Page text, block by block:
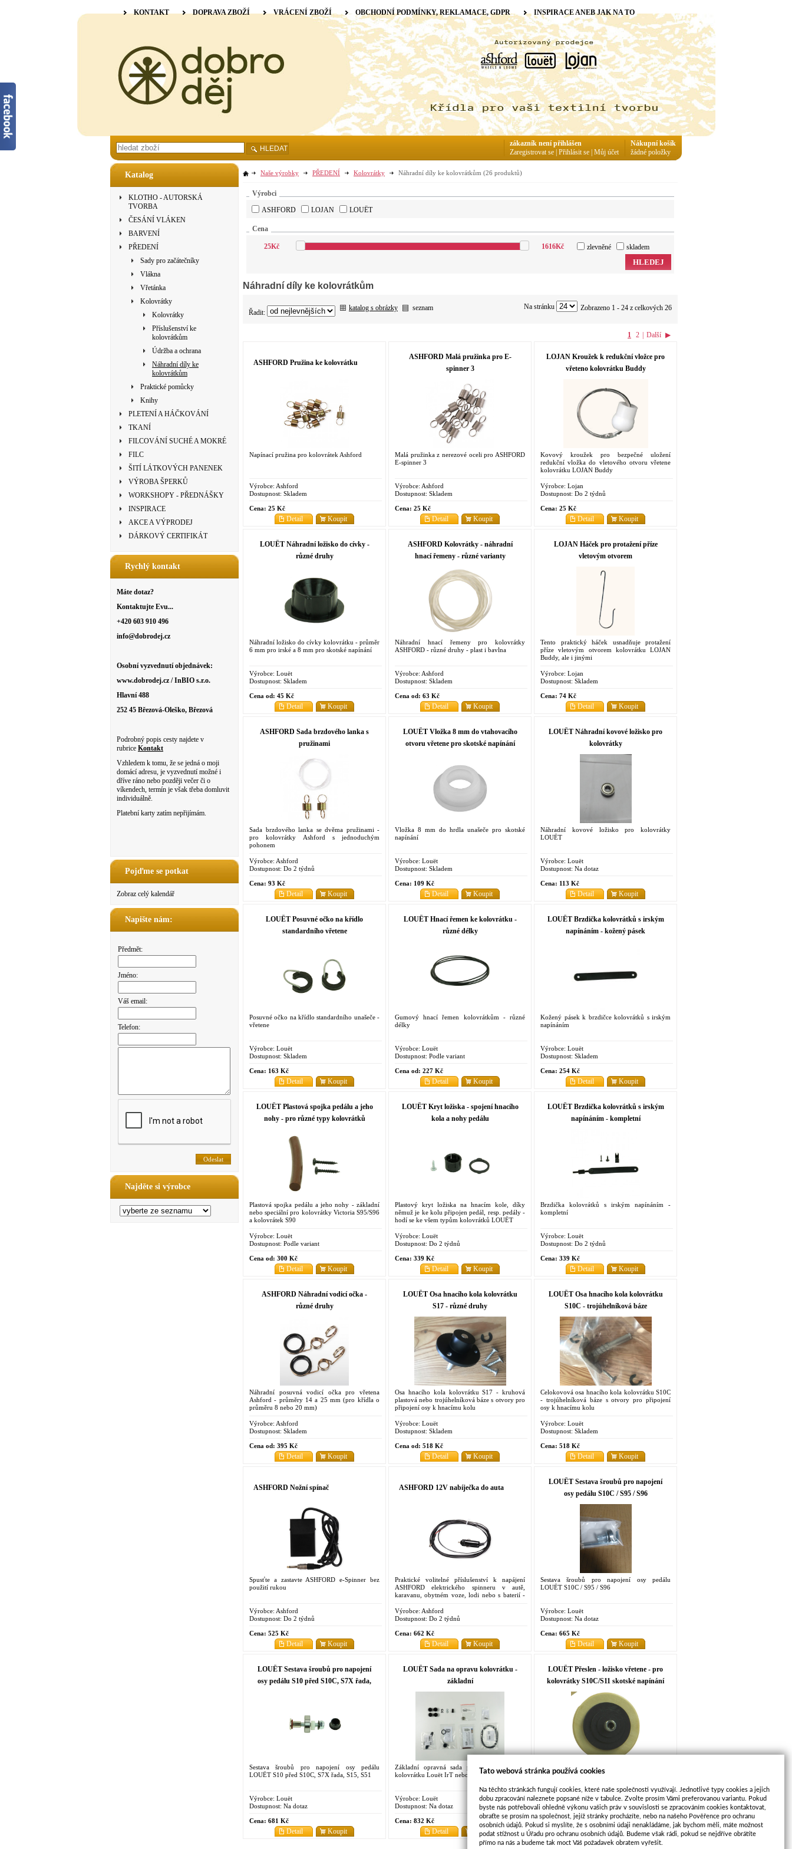
Katalog
KLOTHO - AUTORSKÁ
TVORBA
ČESÁNÍ VLÁKEN
BARVENÍ
PŘEDENÍ
Sady pro začátečníky
Vlákna
Vřetánka
Kolovrátky
Kolovrátky
Příslušenství ke
kolovrátkům
Údržba a ochrana
Náhradní díly ke
kolovrátkům
Praktické pomůcky
Knihy
PLETENÍ A HÁČKOVÁNÍ
TKANÍ
FILCOVÁNÍ SUCHÉ A MOKRÉ
FILC
ŠITÍ LÁTKOVÝCH PANENEK
VÝROBA ŠPERKŮ
WORKSHOPY - PŘEDNÁŠKY
INSPIRACE
AKCE A VÝPRODEJ
DÁRKOVÝ CERTIFIKÁT
Rychlý kontakt
Máte dotaz?
Kontaktujte Evu...
+420 603 910 496
info@dobrodej.cz
Osobní vyzvednutí objednávek:
www.dobrodej.cz / InBIO s.r.o.
Hlavní 488
252 45 Březová-Oleško, Březová
Podrobný popis cesty najdete v
rubrice Kontakt
Vzhledem k tomu, že se jedná o moji
domácí adresu, je vyzvednutí možné i
dříve ráno nebo později večer či o
víkendech, termín je však třeba domluvit
individuálně.
Platební karty zatím nepřijímám.
Pojďme se potkat
Zobraz celý kalendář
Napište nám:
Předmět:
Jméno:
Váš email:
Telefon:
Najděte si výrobce
Naše výrobky PŘEDENÍ Kolovrátky Náhradní díly ke kolovrátkům (26 produktů)
Výrobci
ASHFORD
LOJAN LOUËT
Cena
25Kč 1616Kč zlevněné skladem
HLEDEJ
Náhradní díly ke kolovrátkům
Řadit:
katalog s obrázky seznam Zobrazeno 1 - 24 z celkových 26
Na stránku
1 2 | Další ▶
ASHFORD Pružina ke kolovrátku
Napínací pružina pro kolovrátek Ashford
Výrobce: Ashford
Dostupnost: Skladem
Cena: 25 Kč
Koupit
Detail
ASHFORD Malá pružinka pro E-
spinner 3
Malá pružinka z nerezové oceli pro ASHFORD
E-spinner 3
Výrobce: Ashford
Dostupnost: Skladem
Cena: 25 Kč
Koupit
Detail
LOJAN Kroužek k redukční vložce pro
vřeteno kolovrátku Buddy
Kovový kroužek pro bezpečné uložení
redukční vložka do vletového otvoru vřetene
kolovrátku LOJAN Buddy
Výrobce: Lojan
Dostupnost: Do 2 týdnů
Cena: 25 Kč
Koupit
Detail
LOUËT Náhradní ložisko do cívky -
různé druhy
Náhradní ložisko do cívky kolovrátku - průměr
6 mm pro irské a 8 mm pro skotské napínání
Výrobce: Louët
Dostupnost: Skladem
Cena od: 45 Kč
Koupit
Detail
ASHFORD Kolovrátky - náhradní
hnací řemeny - různé varianty
Náhradní hnací řemeny pro kolovrátky
ASHFORD - různé druhy - plast i bavlna
Výrobce: Ashford
Dostupnost: Skladem
Cena od: 63 Kč
Koupit
Detail
LOJAN Háček pro protažení příze
vletovým otvorem
Tento praktický háček usnadňuje protažení
příze vletovým otvorem kolovrátku LOJAN
Buddy, ale i jinými
Výrobce: Lojan
Dostupnost: Skladem
Cena: 74 Kč
Koupit
Detail
ASHFORD Sada brzdového lanka s
pružinami
Sada brzdového lanka se dvěma pružinami -
pro kolovrátky Ashford s jednoduchým
pohonem
Výrobce: Ashford
Dostupnost: Do 2 týdnů
Cena: 93 Kč
Koupit
Detail
LOUËT Vložka 8 mm do vtahovacího
otvoru vřetene pro skotské napínání
Vložka 8 mm do hrdla unašeče pro skotské
napínání
Výrobce: Louët
Dostupnost: Skladem
Cena: 109 Kč
Koupit
Detail
LOUËT Náhradní kovové ložisko pro
kolovrátky
Náhradní kovové ložisko pro kolovrátky
LOUËT
Výrobce: Louët
Dostupnost: Na dotaz
Cena: 113 Kč
Koupit
Detail
LOUËT Posuvné očko na křídlo
standardního vřetene
Posuvné očko na křídlo standardního unašeče -
vřetene
Výrobce: Louët
Dostupnost: Skladem
Cena: 163 Kč
Koupit
Detail
LOUËT Hnací řemen ke kolovrátku -
různé délky
Gumový hnací řemen kolovrátkům - různé
délky
Výrobce: Louët
Dostupnost: Podle variant
Cena od: 227 Kč
Koupit
Detail
LOUËT Brzdička kolovrátků s irským
napínáním - kožený pásek
Kožený pásek k brzdičce kolovrátků s irským
napínáním
Výrobce: Louët
Dostupnost: Skladem
Cena: 254 Kč
Koupit
Detail
LOUËT Plastová spojka pedálu a jeho
nohy - pro různé typy kolovrátků
Plastová spojka pedálu a jeho nohy - základní
nebo speciální pro kolovrátky Victoria S95/S96
a kolovrátek S90
Výrobce: Louët
Dostupnost: Podle variant
Cena od: 300 Kč
Koupit
Detail
LOUËT Kryt ložiska - spojení hnacího
kola a nohy pedálu
Plastový kryt ložiska na hnacím kole, díky
němuž je ke kolu připojen pedál, resp. pedály -
hodí se ke všem typům kolovrátků LOUËT
Výrobce: Louët
Dostupnost: Do 2 týdnů
Cena: 339 Kč
Koupit
Detail
LOUËT Brzdička kolovrátků s irským
napínáním - kompletní
Brzdička kolovrátků s irským napínáním -
kompletní
Výrobce: Louët
Dostupnost: Do 2 týdnů
Cena: 339 Kč
Koupit
Detail
ASHFORD Náhradní vodicí očka -
různé druhy
Náhradní posuvná vodicí očka pro vřetena
Ashford - průměry 14 a 25 mm (pro křídla o
průměru 8 nebo 20 mm)
Výrobce: Ashford
Dostupnost: Skladem
Cena od: 395 Kč
Koupit
Detail
LOUËT Osa hnacího kola kolovrátku
S17 - různé druhy
Osa hnacího kola kolovrátku S17 - kruhová
plastová nebo trojúhelníková báze s otvory pro
připojení osy k hnacímu kolu
Výrobce: Louët
Dostupnost: Skladem
Cena od: 518 Kč
Koupit
Detail
LOUËT Osa hnacího kola kolovrátku
S10C - trojúhelníková báze
Celokovová osa hnacího kola kolovrátku S10C
- trojúhelníková báze s otvory pro připojení
osy k hnacímu kolu
Výrobce: Louët
Dostupnost: Skladem
Cena: 518 Kč
Koupit
Detail
ASHFORD Nožní spínač
Spusťte a zastavte ASHFORD e-Spinner bez
použití rukou
Výrobce: Ashford
Dostupnost: Do 2 týdnů
Cena: 525 Kč
Koupit
Detail
ASHFORD 12V nabíječka do auta
Praktické volitelné příslušenství k napájení
ASHFORD elektrického spinneru v autě,
karavanu, obytném voze, lodi nebo s baterií -
Výrobce: Ashford
Dostupnost: Do 2 týdnů
Cena: 662 Kč
Koupit
Detail
LOUËT Sestava šroubů pro napojení
osy pedálu S10C / S95 / S96
Sestava šroubů pro napojení osy pedálu
LOUËT S10C / S95 / S96
Výrobce: Louët
Dostupnost: Na dotaz
Cena: 665 Kč
Koupit
Detail
LOUËT Sestava šroubů pro napojení
osy pedálu S10 před S10C, S7X řada,
Sestava šroubů pro napojení osy pedálu
LOUËT S10 před S10C, S7X řada, S15, S51
Výrobce: Louët
Dostupnost: Na dotaz
Cena: 681 Kč
Koupit
Detail
LOUËT Sada na opravu kolovrátku -
základní
Základní opravná sada pro opravu staršího
kolovrátku Louët IrT nebo S10C
Výrobce: Louët
Dostupnost: Na dotaz
Cena: 832 Kč
Koupit
Detail
LOUËT Přeslen - ložisko vřetene - pro
kolovrátky S10C/S11 skotské napínání
LOUËT Přeslen - ložisko vřetene - pro
kolovrátky S10C/S11 skotské napínání
Výrobce:Louët
Dostupnost:Do 2 týdnů
Cena:1 276 Kč
Koupit
Detail
KONTAKT DOPRAVA ZBOŽÍ VRÁCENÍ ZBOŽÍ OBCHODNÍ PODMÍNKY, REKLAMACE, GDPR INSPIRACE ANEB JAK NA TO
HLEDAT
Nákupní košík
žádné položky
zákazník není přihlášen
Zaregistrovat se Přihlásit se Můj účet
Tato webová stránka používá cookies
Na těchto stránkách fungují cookies, které naše společnosti využívají. Jednotlivé typy cookies a jejich
dobu zpracování naleznete popsané níže v tabulce. Zvolte prosím Vámi preferovanou variantu. Pokud
byste nás potřebovali ohledně výkonu vašich práv v souvislosti se zpracováním cookies kontaktovat,
obraťte se prosím na společnost, jejíž stránky procházíte, nebo na našeho Pověřence pro ochranu
osobních údajů. Pokud si myslíte, že s osobními údaji nenakládáme, jak bychom měli, máte možnost
podat stížnost u Úřadu pro ochranu osobních údajů. Budeme však rádi, pokud se nejdříve obrátíte
přímo na nás a budeme tak moct Váš požadavek obratem vyřešit.